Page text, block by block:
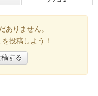
ありません。
投稿しよう！
する